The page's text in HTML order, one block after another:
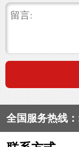
全国服务热线：